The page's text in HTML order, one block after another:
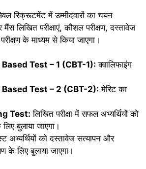
रिक्रूटमेंट में उम्मीदवारों का चयन
लिखित परीक्षाएं, कौशल परीक्षण, दस्तावेज
के माध्यम से किया जाएगा।
Test – 1 (CBT-1): क्वालिफाइंग
Test – 2 (CBT-2): मेरिट का
Test: लिखित परीक्षा में सफल अभ्यर्थियों को
बुलाया जाएगा।
अभ्यर्थियों को दस्तावेज सत्यापन और
के लिए बुलाया जाएगा।